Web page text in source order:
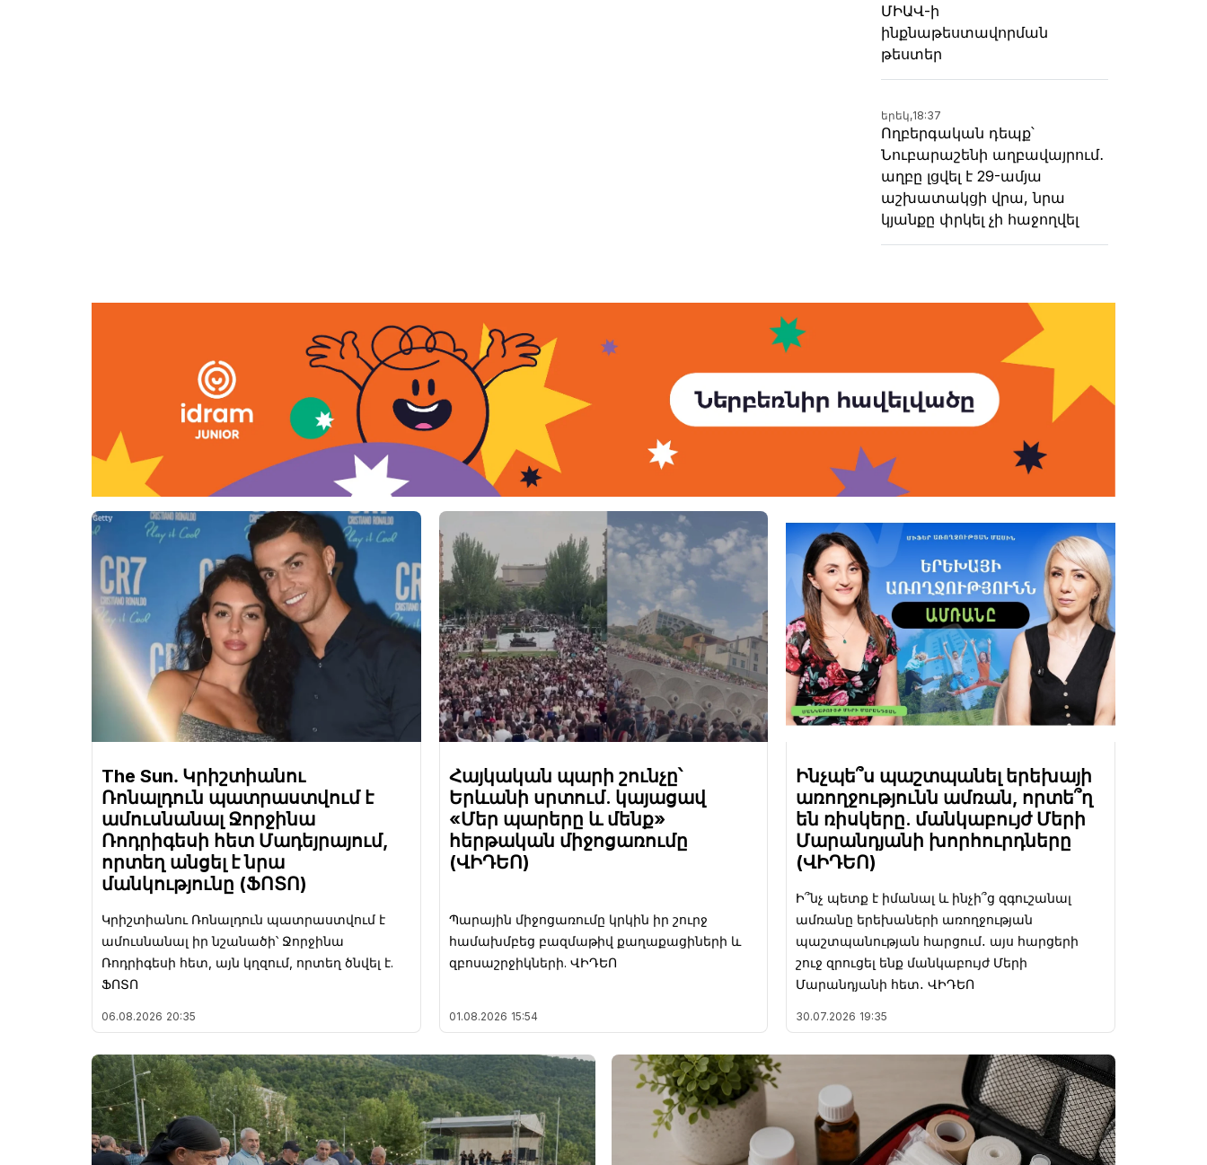
ՄԻԱՎ-ի
ինքնաթեստավորման
թեստեր
երեկ,18:37
Ողբերգական դեպք՝
Նուբարաշենի աղբավայրում․
աղբը լցվել է 29-ամյա
աշխատակցի վրա, նրա
կյանքը փրկել չի հաջողվել
The Sun․ Կրիշտիանու
Ռոնալդուն պատրաստվում է
ամուսնանալ Ջորջինա
Ռոդրիգեսի հետ Մադեյրայում,
որտեղ անցել է նրա
մանկությունը (ՖՈՏՈ)
Կրիշտիանու Ռոնալդուն պատրաստվում է
ամուսնանալ իր նշանածի՝ Ջորջինա
Ռոդրիգեսի հետ, այն կղզում, որտեղ ծնվել է.
ՖՈՏՈ
06.08.2026 20:35
Հայկական պարի շունչը՝
Երևանի սրտում. կայացավ
«Մեր պարերը և մենք»
հերթական միջոցառումը
(ՎԻԴԵՈ)
Պարային միջոցառումը կրկին իր շուրջ
համախմբեց բազմաթիվ քաղաքացիների և
զբոսաշրջիկների. ՎԻԴԵՈ
01.08.2026 15:54
Ինչպե՞ս պաշտպանել երեխայի
առողջությունն ամռան, որտե՞ղ
են ռիսկերը. մանկաբույժ Մերի
Մարանդյանի խորհուրդները
(ՎԻԴԵՈ)
Ի՞նչ պետք է իմանալ և ինչի՞ց զգուշանալ
ամռանը երեխաների առողջության
պաշտպանության հարցում․ այս հարցերի
շուջ զրուցել ենք մանկաբույժ Մերի
Մարանդյանի հետ․ ՎԻԴԵՈ
30.07.2026 19:35